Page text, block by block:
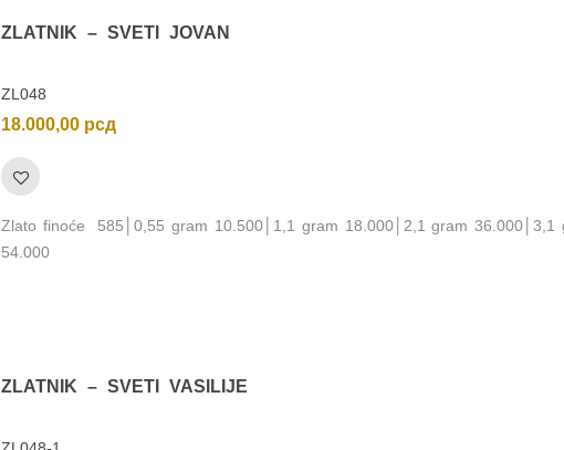
ZLATNIK – SVETI JOVAN
ZL048
18.000,00 рсд
Zlato finoće 585│0,55 gram 10.500│1,1 gram 18.000│2,1 gram 36.000│3,1
54.000
ZLATNIK – SVETI VASILIJE